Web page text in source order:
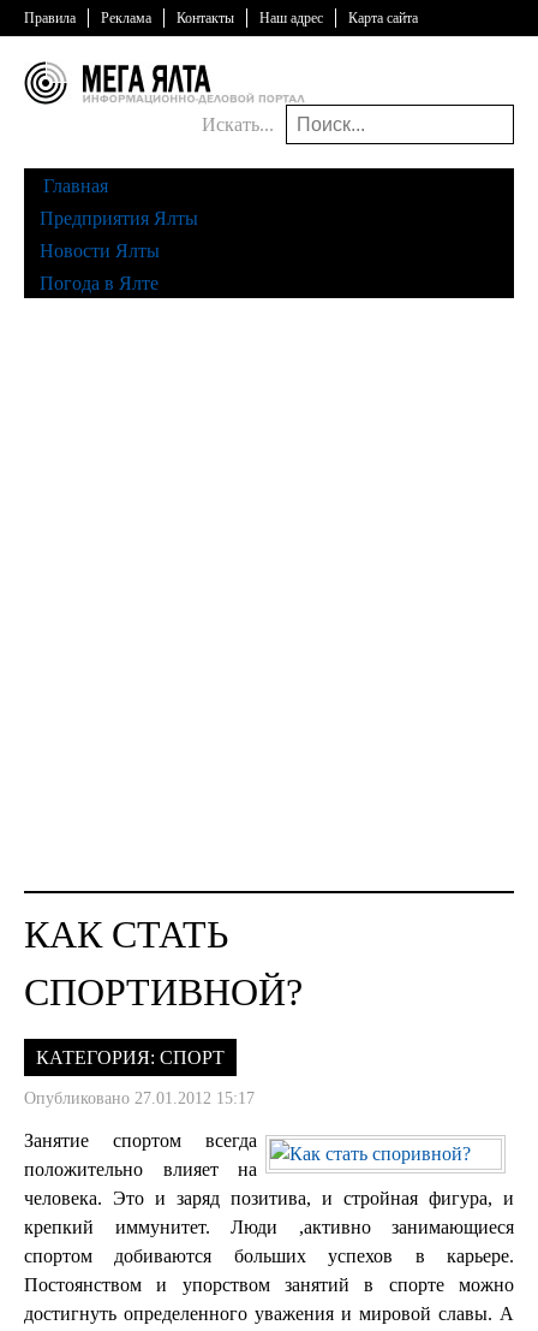
Правила Реклама Контакты Наш адрес Карта сайта
Искать...
Главная
Предприятия Ялты
Новости Ялты
Погода в Ялте
КАК СТАТЬ
СПОРТИВНОЙ?
КАТЕГОРИЯ: СПОРТ
Опубликовано 27.01.2012 15:17
Занятие спортом всегда
положительно влияет на
человека. Это и заряд позитива, и стройная фигура, и
крепкий иммунитет. Люди ,активно занимающиеся
спортом добиваются больших успехов в карьере.
Постоянством и упорством занятий в спорте можно
достигнуть определенного уважения и мировой славы. А